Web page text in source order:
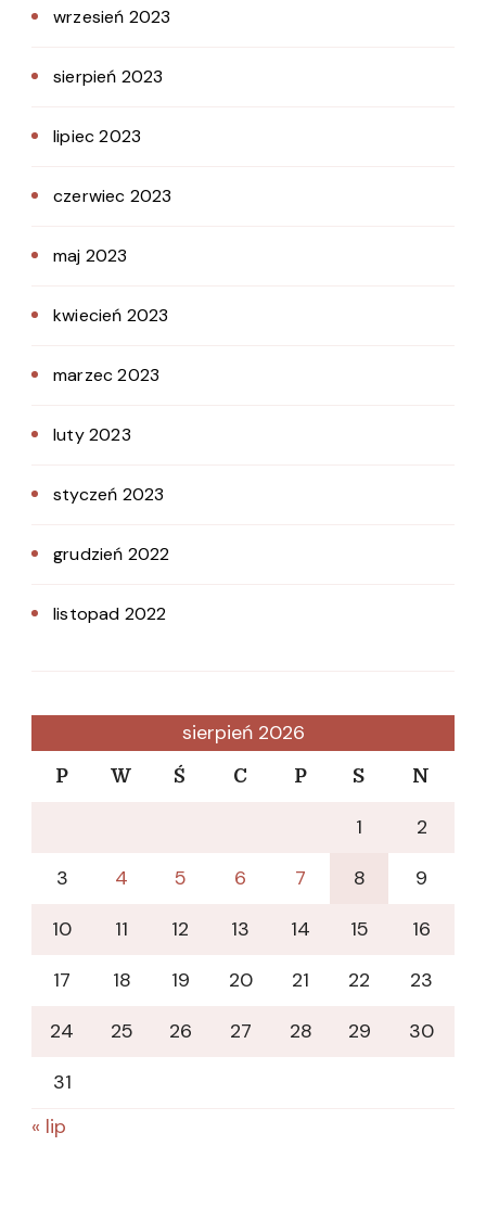
wrzesień 2023
sierpień 2023
lipiec 2023
czerwiec 2023
maj 2023
kwiecień 2023
marzec 2023
luty 2023
styczeń 2023
grudzień 2022
listopad 2022
sierpień 2026
P W Ś C P S N
1
2
3
4 5 6 7 8
9
10
11 12 13 14 15
16
17
18 19 20 21 22
23
24
25 26 27 28 29
30
31
« lip